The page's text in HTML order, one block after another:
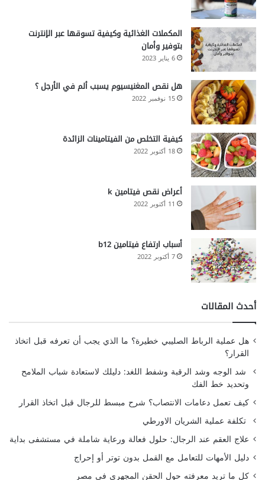
المكملات الغذائية وكيفية تسوقها عبر الإنترنت
بتوفير وأمان
6 يناير 2023
هل نقص المغنيسيوم يسبب ألم في الأرجل ؟
15 نوفمبر 2022
كيفية التخلص من الفيتامينات الزائدة
18 أكتوبر 2022
أعراض نقص فيتامين k
11 أكتوبر 2022
أسباب ارتفاع فيتامين b12
7 أكتوبر 2022
أحدث المقالات
هل عملية الرباط الصليبي خطيرة؟ ما الذي يجب أن تعرفه قبل اتخاذ
القرار؟
شد الوجه وشد الرقبة وشفط اللغد: دليلك لاستعادة شباب الملامح
وتحديد خط الفك
كيف تعمل دعامات الانتصاب؟ شرح مبسط للرجال قبل اتخاذ القرار
تكلفة عملية الشريان الاورطي
علاج العقم عند الرجال: حلول فعالة ورعاية شاملة في مستشفى بداية
دليل الأمهات للتعامل مع القمل بدون توتر أو إحراج
كل ما تريد معرفته حول الحقن المجهري في مصر